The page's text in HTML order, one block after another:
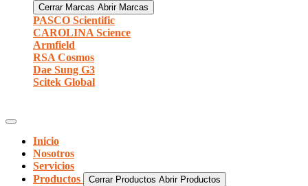
Cerrar Marcas Abrir Marcas
PASCO Scientific
CAROLINA Science
Armfield
RSA Cosmos
Dae Sung G3
Scitek Global
Inicio
Nosotros
Servicios
Productos
Cerrar Productos Abrir Productos